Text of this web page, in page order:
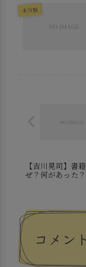
未分類
【吉川晃司】書
ぜ？何があった？
コメン